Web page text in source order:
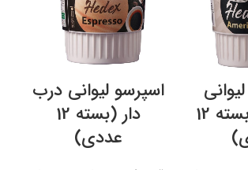
درب دار (بسته 12
اسپرسو لیوانی درب
دار (بسته 12
عددی)